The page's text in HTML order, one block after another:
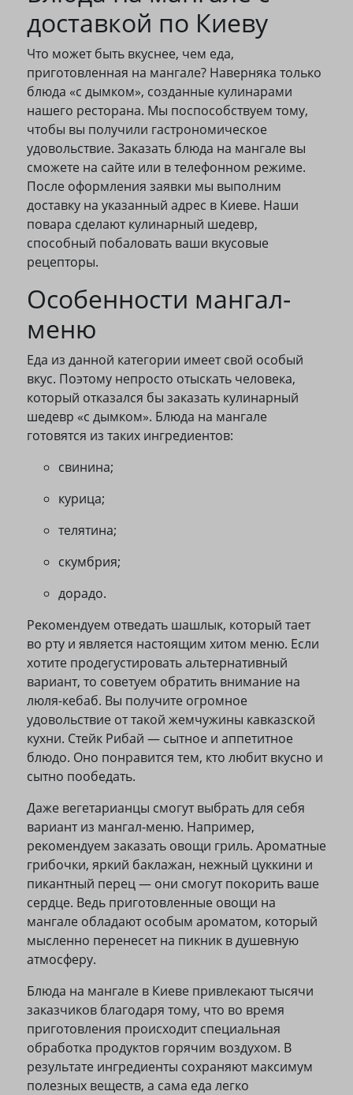
доставкой по Киеву
Что может быть вкуснее, чем еда,
приготовленная на мангале? Наверняка только
блюда «с дымком», созданные кулинарами
нашего ресторана. Мы поспособствуем тому,
чтобы вы получили гастрономическое
удовольствие. Заказать блюда на мангале вы
сможете на сайте или в телефонном режиме.
После оформления заявки мы выполним
доставку на указанный адрес в Киеве. Наши
повара сделают кулинарный шедевр,
способный побаловать ваши вкусовые
рецепторы.
Особенности мангал-
меню
Еда из данной категории имеет свой особый
вкус. Поэтому непросто отыскать человека,
который отказался бы заказать кулинарный
шедевр «с дымком». Блюда на мангале
готовятся из таких ингредиентов:
свинина;
курица;
телятина;
скумбрия;
дорадо.
Рекомендуем отведать шашлык, который тает
во рту и является настоящим хитом меню. Если
хотите продегустировать альтернативный
вариант, то советуем обратить внимание на
люля-кебаб. Вы получите огромное
удовольствие от такой жемчужины кавказской
кухни. Стейк Рибай — сытное и аппетитное
блюдо. Оно понравится тем, кто любит вкусно и
сытно пообедать.
Даже вегетарианцы смогут выбрать для себя
вариант из мангал-меню. Например,
рекомендуем заказать овощи гриль. Ароматные
грибочки, яркий баклажан, нежный цуккини и
пикантный перец — они смогут покорить ваше
сердце. Ведь приготовленные овощи на
мангале обладают особым ароматом, который
мысленно перенесет на пикник в душевную
атмосферу.
Блюда на мангале в Киеве привлекают тысячи
заказчиков благодаря тому, что во время
приготовления происходит специальная
обработка продуктов горячим воздухом. В
результате ингредиенты сохраняют максимум
полезных веществ, а сама еда легко